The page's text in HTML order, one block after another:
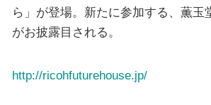
ら」が登場。新たに参加する、薫玉
がお披露目される。
http://ricohfuturehouse.jp/